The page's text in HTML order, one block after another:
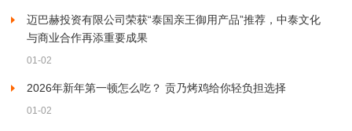
迈巴赫投资有限公司荣获“泰国亲王御用产品”推荐，中泰文化
与商业合作再添重要成果
01-02
2026年新年第一顿怎么吃？ 贡乃烤鸡给你轻负担选择
01-02